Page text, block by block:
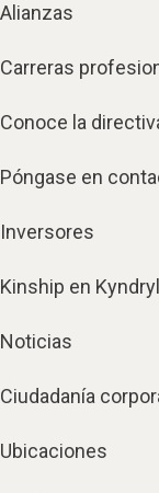
Alianzas
Carreras
Conoce la
Póngase en
Inversores
Kinship en Kyndryl
Noticias
Ciudadanía
Ubicaciones